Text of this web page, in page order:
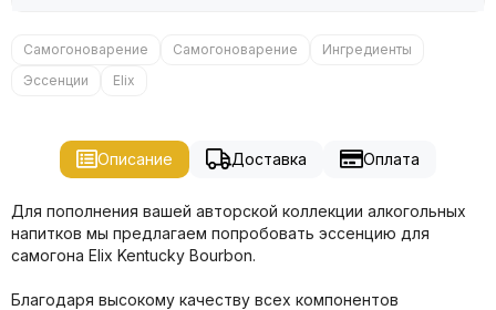
Самогоноварение Самогоноварение
Ингредиенты
Эссенции
Elix
Описание Доставка Оплата
Для пополнения вашей авторской коллекции алкогольных
напитков мы предлагаем попробовать эссенцию для
самогона Elix Kentucky Bourbon.
Благодаря высокому качеству всех компонентов